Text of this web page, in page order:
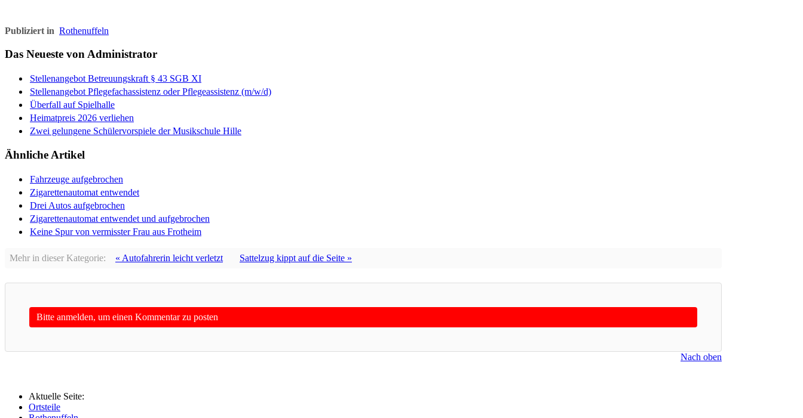
Publiziert in Rothenuffeln
Das Neueste von Administrator
Stellenangebot Betreuungskraft § 43 SGB XI
Stellenangebot Pflegefachassistenz oder Pflegeassistenz (m/w/d)
Überfall auf Spielhalle
Heimatpreis 2026 verliehen
Zwei gelungene Schülervorspiele der Musikschule Hille
Ähnliche Artikel
Fahrzeuge aufgebrochen
Zigarettenautomat entwendet
Drei Autos aufgebrochen
Zigarettenautomat entwendet und aufgebrochen
Keine Spur von vermisster Frau aus Frotheim
Mehr in dieser Kategorie: « Autofahrerin leicht verletzt Sattelzug kippt auf die Seite »
Bitte anmelden, um einen Kommentar zu posten
Nach oben
Aktuelle Seite:
Ortsteile